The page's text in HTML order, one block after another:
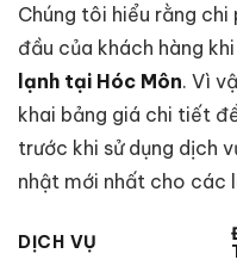
Chúng tôi hiểu rằng
đầu của khách hàng
lạnh tại Hóc Môn. Vì
khai bảng giá chi tiết
trước khi sử dụng dịch
nhật mới nhất cho các
DỊCH VỤ